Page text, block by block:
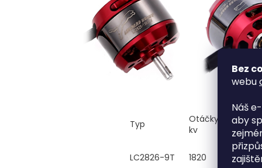
Bez
webu
Náš
aby
Typ
Otáčky
kv
Počet
článků
LC2826-9T 1820 2-3S